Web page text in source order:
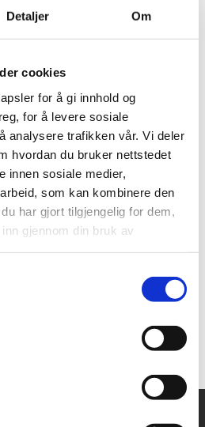
Detaljer Om
cookies
for å gi innhold og
for å levere sosiale
analysere trafikken vår. Vi deler
hvordan du bruker nettstedet
innen sosiale medier,
som kan kombinere den
har gjort tilgjengelig for dem,
gjennom din bruk av
er medlemsnummeret ditt,
ikke dette for hånden, kan vi
begynner i militæret, har
arbeid av andre årsaker, er
dette, blant annet av hensyn til
er ikke alle arbeidsgivere
så det er en fordel at den
oss en
, eller på telefon
også melde adresseendring